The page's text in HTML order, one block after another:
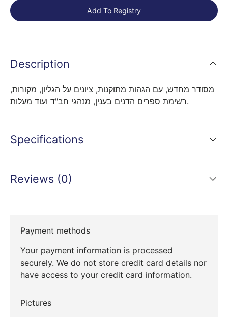
Add To Registry
Description
מסודר מחדש, עם הגהות מתוקנות, ציונים על הגליון, מקורות,
רשימת ספרים הדנים בענין, מנהגי חב"ד ועוד מעלות.
Specifications
Reviews (0)
Payment methods
Your payment information is processed
securely. We do not store credit card details nor
have access to your credit card information.
Pictures